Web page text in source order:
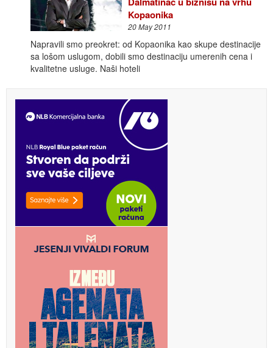
Kopaonika
20 May 2011
Napravili smo preokret: od Kopaonika kao skupe destinacije
sa lošom uslugom, dobili smo destinaciju umerenih cena i
kvalitetne usluge. Naši hoteli